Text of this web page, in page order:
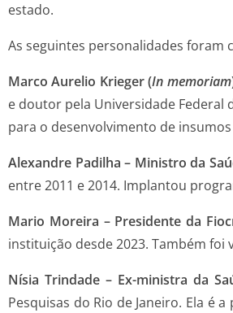
estado.
As seguintes personalidades foram
Marco Aurelio Krieger (In memoriam
e doutor pela Universidade Federal
para o desenvolvimento de
Alexandre Padilha – Ministro da
entre 2011 e 2014. Implantou
Mario Moreira – Presidente da
instituição desde 2023. Também
Nísia Trindade – Ex-ministra da
Pesquisas do Rio de Janeiro. Ela é